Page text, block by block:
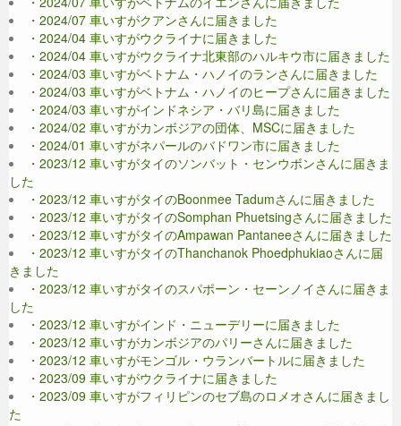
・2024/07 車いすがクアンさんに届きました
・2024/04 車いすがウクライナに届きました
・2024/04 車いすがウクライナ北東部のハルキウ市に届きました
・2024/03 車いすがベトナム・ハノイのランさんに届きました
・2024/03 車いすがベトナム・ハノイのヒープさんに届きました
・2024/03 車いすがインドネシア・バリ島に届きました
・2024/02 車いすがカンボジアの団体、MSCに届きました
・2024/01 車いすがネパールのバドワン市に届きました
・2023/12 車いすがタイのソンバット・センウボンさんに届きま
した
・2023/12 車いすがタイのBoonmee Tadumさんに届きました
・2023/12 車いすがタイのSomphan Phuetsingさんに届きました
・2023/12 車いすがタイのAmpawan Pantaneeさんに届きました
・2023/12 車いすがタイのThanchanok Phoedphukiaoさんに届
きました
・2023/12 車いすがタイのスパポーン・セーンノイさんに届きま
した
・2023/12 車いすがインド・ニューデリーに届きました
・2023/12 車いすがカンボジアのパリーさんに届きました
・2023/12 車いすがモンゴル・ウランバートルに届きました
・2023/09 車いすがウクライナに届きました
・2023/09 車いすがフィリピンのセブ島のロメオさんに届きまし
た